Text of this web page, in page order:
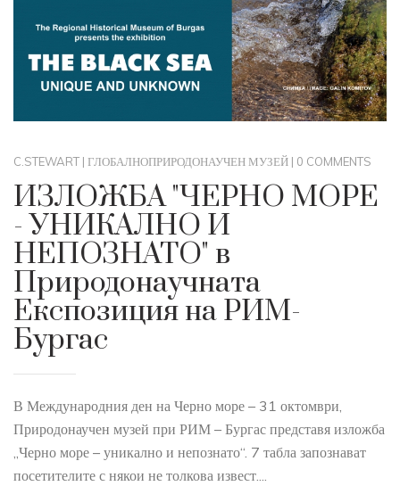
C.STEWART | ГЛОБАЛНОПРИРОДОНАУЧЕН МУЗЕЙ | 0 COMMENTS
ИЗЛОЖБА "ЧЕРНО МОРЕ
- УНИКАЛНО И
НЕПОЗНАТО" в
Природонаучната
Експозиция на РИМ-
Бургас
В Международния ден на Черно море – 31 октомври,
Природонаучен музей при РИМ – Бургас представя изложба
„Черно море – уникално и непознато“. 7 табла запознават
посетителите с някои не толкова извест....